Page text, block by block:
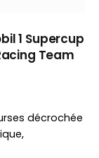
1 Supercup
Team
décrochée